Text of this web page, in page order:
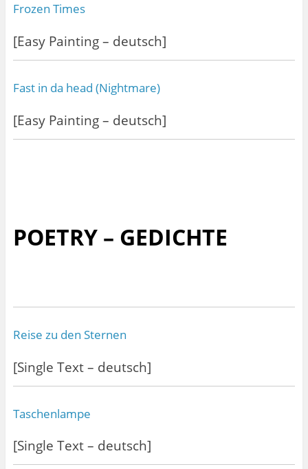
Frozen Times
[Easy Painting – deutsch]
Fast in da head (Nightmare)
[Easy Painting – deutsch]
POETRY – GEDICHTE
Reise zu den Sternen
[Single Text – deutsch]
Taschenlampe
[Single Text – deutsch]